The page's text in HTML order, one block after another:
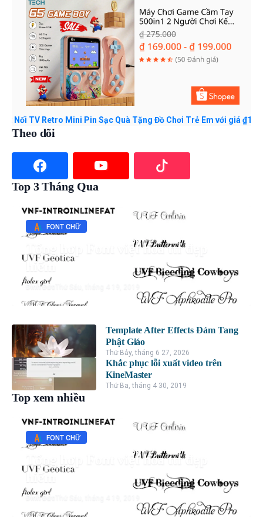
Mini Pin Sạc Quà Tặng Đồ Chơi Trẻ Em với giá ₫169.000 -
Theo dõi
Top 3 Tháng Qua
FONT CHỮ
Tổng hợp Font việt hóa ttf đẹp
hiếm
Đình Đức
Template After Effects Đám Tang
Phật Giáo
Thứ Bảy, tháng 6 27, 2026
Khắc phục lỗi xuất video trên
KineMaster
Thứ Ba, tháng 4 30, 2019
Top xem nhiều
FONT CHỮ
Tổng hợp Font việt hóa ttf đẹp
hiếm
Đình Đức